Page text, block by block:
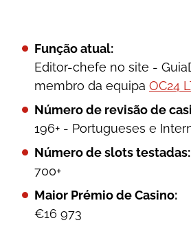
Função atual:
Editor-chefe no site -
membro da equipa OC24
Número de revisão de
196+ - Portugueses e
Número de slots testadas:
700+
Maior Prémio de Casino:
€16 973